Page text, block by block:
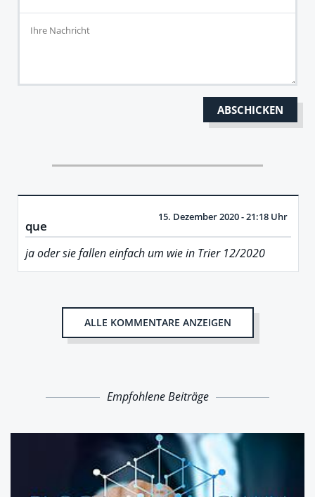
que
15. Dezember 2020 - 21:18 Uhr
ja oder sie fallen einfach um wie in Trier 12/2020
ALLE KOMMENTARE ANZEIGEN
Empfohlene Beiträge